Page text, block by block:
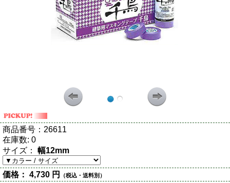
商品番号： 26611
在庫数: 0
サイズ： 幅12mm
価格： 4,730 円 （税込・送料別）